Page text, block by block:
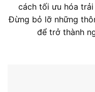
cách tối ưu hóa trải
Đừng bỏ lỡ những
để trở thành